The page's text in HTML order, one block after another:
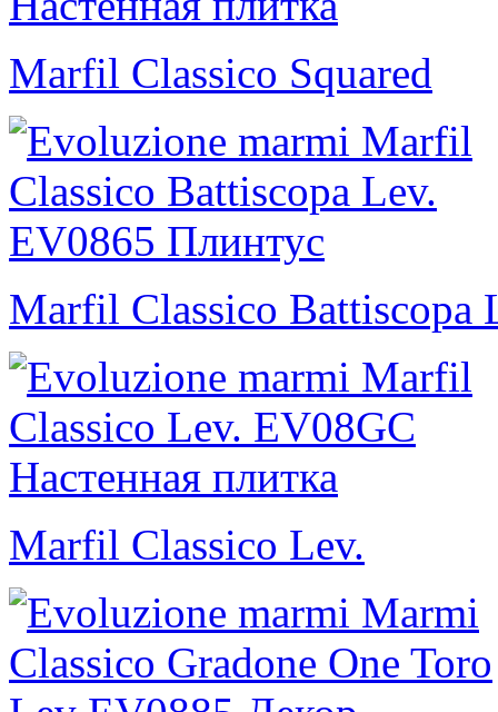
Marfil Classico Squared
Marfil Classico Battiscopa
Marfil Classico Lev.